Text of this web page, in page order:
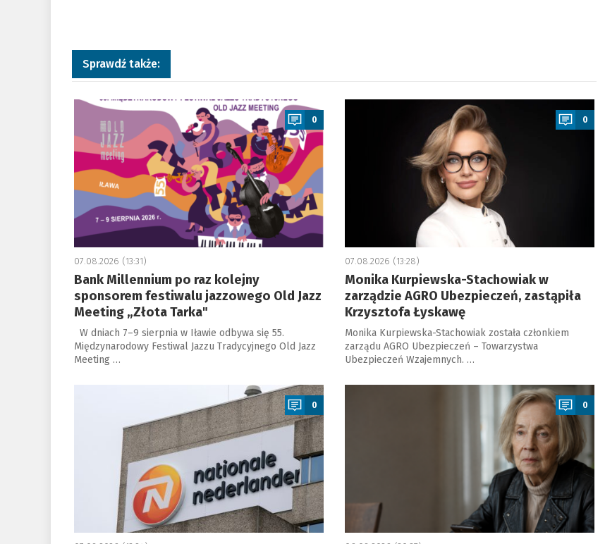
Sprawdź także:
a
0
07.08.2026 (13:31)
Bank Millennium po raz kolejny
sponsorem festiwalu jazzowego Old Jazz
Meeting „Złota Tarka"
W dniach 7–9 sierpnia w Iławie odbywa się 55.
Międzynarodowy Festiwal Jazzu Tradycyjnego Old Jazz
Meeting …
a
0
07.08.2026 (13:28)
Monika Kurpiewska-Stachowiak w
zarządzie AGRO Ubezpieczeń, zastąpiła
Krzysztofa Łyskawę
Monika Kurpiewska-Stachowiak została członkiem
zarządu AGRO Ubezpieczeń – Towarzystwa
Ubezpieczeń Wzajemnych. …
0
a
0